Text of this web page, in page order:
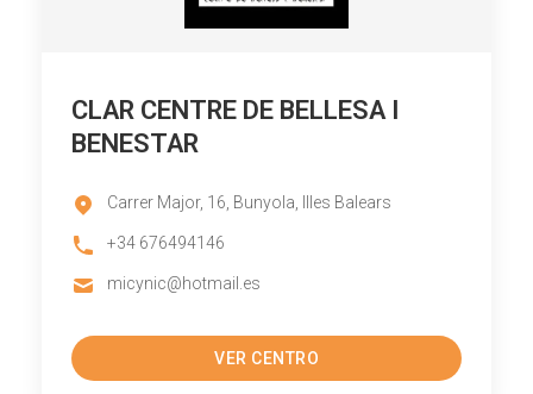
CLAR CENTRE DE BELLESA I
BENESTAR
Carrer Major, 16, Bunyola, Illes Balears
+34 676494146
micynic@hotmail.es
VER CENTRO